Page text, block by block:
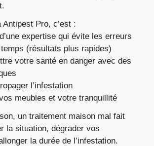
Antipest Pro, c’est :
expertise qui évite les erreurs
(résultats plus rapides)
votre santé en danger avec des
l’infestation
meubles et votre tranquillité
un traitement maison mal fait
la situation, dégrader vos
la durée de l’infestation.